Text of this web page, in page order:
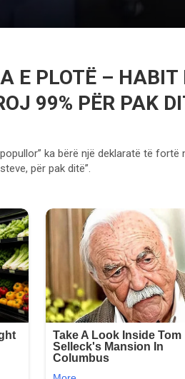
E PLOTË –
99% PËR PAK
ka bërë një deklaratë të
për pak ditë”.